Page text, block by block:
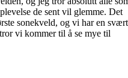
de sent vil glemme. Det
sonekveld, og vi har en svært
vi kommer til å se mye til